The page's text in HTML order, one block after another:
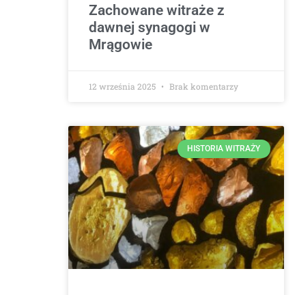
Zachowane witraże z
dawnej synagogi w
Mrągowie
12 września 2025 Brak komentarzy
HISTORIA WITRAŻY